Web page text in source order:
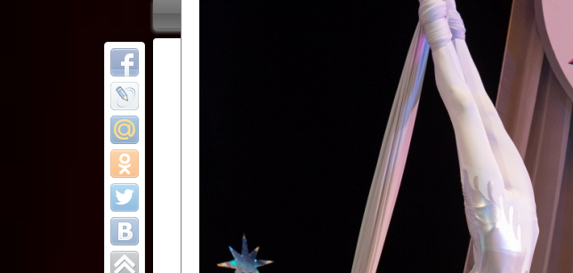
Коллективы Новости
ОТЧЕТЫ ГКЦ
Финал Республиканского
цирковых коллективов
Приднестровского цирка"
Образцовый эстрадно-цирковой коллектив
Протягайловка, г. Бендеры , руководитель Рогожинер